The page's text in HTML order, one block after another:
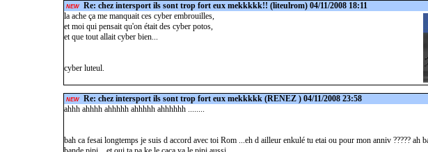
NEW Re: chez intersport ils sont trop fort eux mekkkkk!! (liteulrom) 04/11/2008 18:11
la ache ça me manquait ces cyber embrouilles,
et moi qui pensait qu'on était des cyber potos,
et que tout allait cyber bien...
cyber luteul.
NEW Re: chez intersport ils sont trop fort eux mekkkkk (RENEZ ) 04/11/2008 23:58
ahhh ahhhh ahhhhh ahhhhh ahhhhhh ........
bah ca fesai longtemps je suis d accord avec toi Rom ...eh d ailleur enkulé tu etai ou pour mon anniv ????? ah